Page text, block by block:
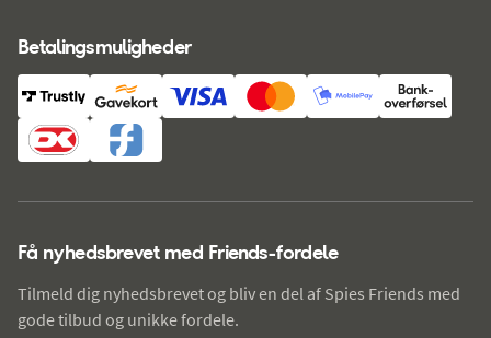
Betalingsmuligheder
Få nyhedsbrevet med Friends-fordele
Tilmeld dig nyhedsbrevet og bliv en del af Spies Friends med
gode tilbud og unikke fordele.